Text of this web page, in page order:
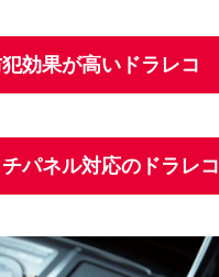
犯効果が高いドラレコ
パネル対応のドラレコ